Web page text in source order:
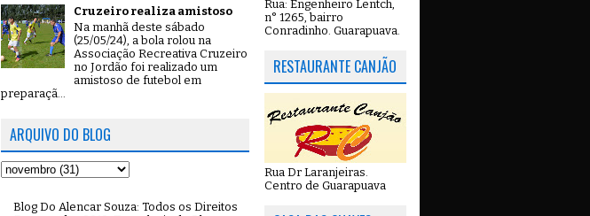
Cruzeiro realiza amistoso
Na manhã deste sábado
(25/05/24), a bola rolou na
Associação Recreativa Cruzeiro
no Jordão foi realizado um
amistoso de futebol em
preparaçã...
ARQUIVO DO BLOG
Blog Do Alencar Souza: Todos os Direitos
Rua: Engenheiro Lentch,
n° 1265, bairro
Conradinho. Guarapuava.
RESTAURANTE CANJÃO
Rua Dr Laranjeiras.
Centro de Guarapuava